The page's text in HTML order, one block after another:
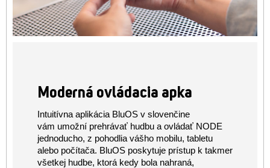
Moderná ovládacia apka
Intuitívna aplikácia BluOS v slovenčine
vám umožní prehrávať hudbu a ovládať NODE
jednoducho, z pohodlia vášho mobilu, tabletu
alebo počítača. BluOS poskytuje prístup k takmer
všetkej hudbe, ktorá kedy bola nahraná,